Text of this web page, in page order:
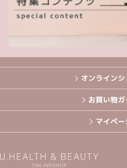
オンライン
お買い物ガ
マイペー